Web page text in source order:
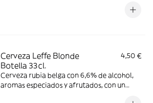
Cerveza Leffe Blonde
Botella 33cl.
4,50 €
Cerveza rubia belga con 6,6% de alcohol,
aromas especiados y afrutados, con un